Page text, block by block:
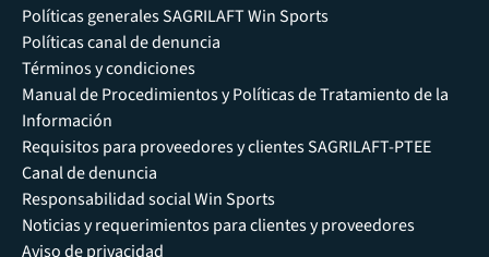
Políticas generales SAGRILAFT Win Sports
Políticas canal de denuncia
Términos y condiciones
Manual de Procedimientos y Políticas de Tratamiento de la
Información
Requisitos para proveedores y clientes SAGRILAFT-PTEE
Canal de denuncia
Responsabilidad social Win Sports
Noticias y requerimientos para clientes y proveedores
Aviso de privacidad